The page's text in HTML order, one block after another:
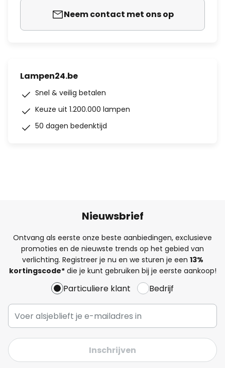
Neem contact met ons op
Lampen24.be
Snel & veilig betalen
Keuze uit 1.200.000 lampen
50 dagen bedenktijd
Nieuwsbrief
Ontvang als eerste onze beste aanbiedingen, exclusieve
promoties en de nieuwste trends op het gebied van
verlichting. Registreer je nu en we sturen je een 13%
kortingscode*die je kunt gebruiken bij je eerste aankoop!
Particuliere klant Bedrijf
Inschrijven